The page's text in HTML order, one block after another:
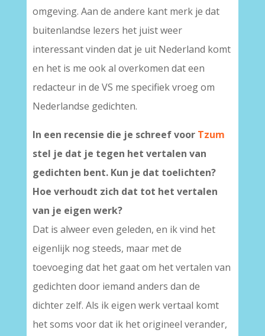
omgeving. Aan de andere kant merk je dat
buitenlandse lezers het juist weer
interessant vinden dat je uit Nederland komt
en het is me ook al overkomen dat een
redacteur in de VS me specifiek vroeg om
Nederlandse gedichten.
In een recensie die je schreef voor Tzum
stel je dat je tegen het vertalen van
gedichten bent. Kun je dat toelichten?
Hoe verhoudt zich dat tot het vertalen
van je eigen werk?
Dat is alweer even geleden, en ik vind het
eigenlijk nog steeds, maar met de
toevoeging dat het gaat om het vertalen van
gedichten door iemand anders dan de
dichter zelf. Als ik eigen werk vertaal komt
het soms voor dat ik het origineel verander,